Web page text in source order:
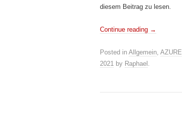
diesem Beitrag zu lesen.
Continue reading →
Posted in Allgemein, AZURE
2021 by Raphael .